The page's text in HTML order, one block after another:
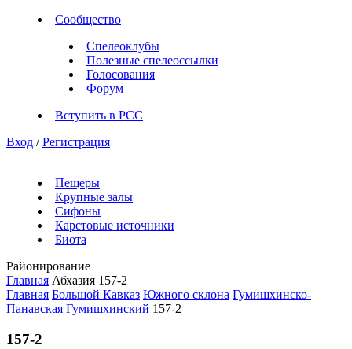
Сообщество
Спелеоклубы
Полезные спелеоссылки
Голосования
Форум
Вступить в РСС
Вход / Регистрация
Пещеры
Крупные залы
Сифоны
Карстовые источники
Биота
Районирование
Главная Абхазия 157-2
Главная Большой Кавказ Южного склона Гумишхинско-
Панавская Гумишхинский 157-2
157-2